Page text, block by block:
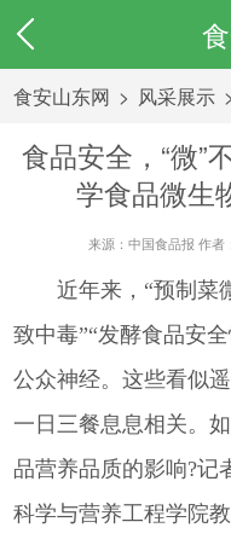
食安山东网 > 风采展示
食品安全，“微
学食品微生
来源：中国食品报 作者
近年来，“预制菜微
致中毒”“发酵食品安
公众神经。这些看似
一日三餐息息相关。
品营养品质的影响?记
科学与营养工程学院